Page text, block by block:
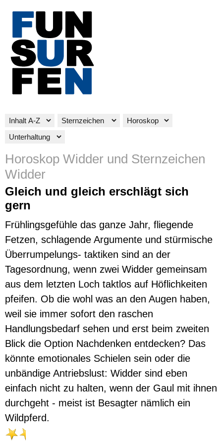
Horoskop Widder und Sternzeichen
Widder
Gleich und gleich erschlägt sich
gern
Frühlingsgefühle das ganze Jahr, fliegende
Fetzen, schlagende Argumente und stürmische
Überrumpelungs- taktiken sind an der
Tagesordnung, wenn zwei Widder gemeinsam
aus dem letzten Loch taktlos auf Höflichkeiten
pfeifen. Ob die wohl was an den Augen haben,
weil sie immer sofort den raschen
Handlungsbedarf sehen und erst beim zweiten
Blick die Option Nachdenken entdecken? Das
könnte emotionales Schielen sein oder die
unbändige Antriebslust: Widder sind eben
einfach nicht zu halten, wenn der Gaul mit ihnen
durchgeht - meist ist Besagter nämlich ein
Wildpferd.